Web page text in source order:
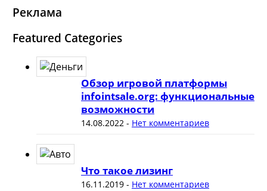
Реклама
Featured Categories
Обзор игровой платформы
infointsale.org: функциональные
возможности
14.08.2022- Нет комментариев
Что такое лизинг
16.11.2019- Нет комментариев